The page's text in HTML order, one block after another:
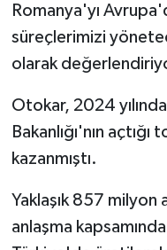
Romanya'yı
süreçlerimizi
olarak
Otokar, 2024
Bakanlığı'nın
kazanmıştı.
Yaklaşık 857
anlaşma